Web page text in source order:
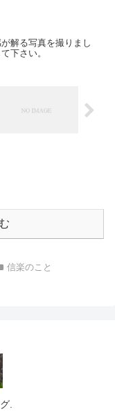
解る写真を撮りまし
下さい。
信楽のこと
.